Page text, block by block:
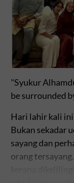
"Syukur
be surrounded
Hari lahir kali
Bukan sekadar
sayang dan
orang